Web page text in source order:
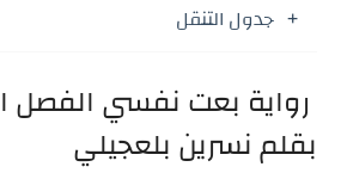
جدول التنقل
رواية بعت نفسي الفصل
بقلم نسرين بلعجيلي